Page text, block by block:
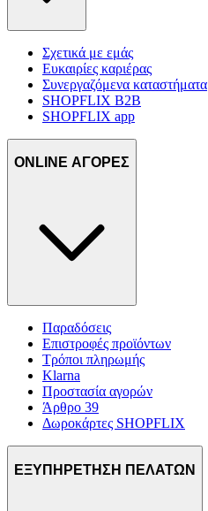
Σχετικά με εμάς
Ευκαιρίες καριέρας
Συνεργαζόμενα καταστήματα
SHOPFLIX B2B
SHOPFLIX app
ONLINE ΑΓΟΡΕΣ
Παραδόσεις
Επιστροφές προϊόντων
Τρόποι πληρωμής
Klarna
Προστασία αγορών
Άρθρο 39
Δωροκάρτες SHOPFLIX
ΕΞΥΠΗΡΕΤΗΣΗ ΠΕΛΑΤΩΝ